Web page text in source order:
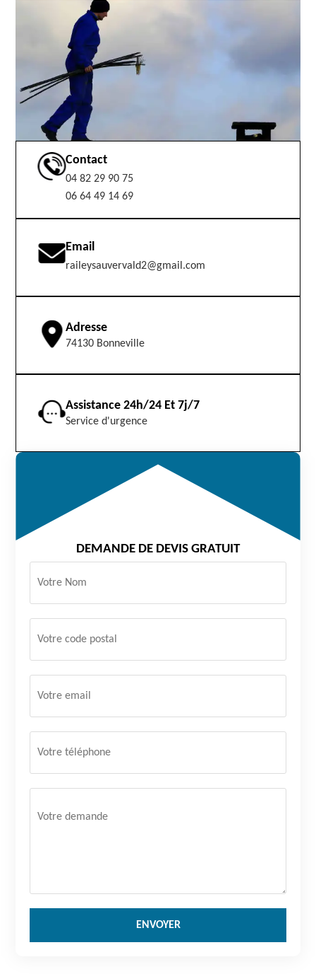
Contact
04 82 29 90 75
06 64 49 14 69
Email
raileysauvervald2@gmail.com
Adresse
74130 Bonneville
Assistance 24h/24 Et 7j/7
Service d'urgence
DEMANDE DE DEVIS GRATUIT